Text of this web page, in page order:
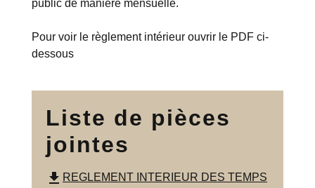
public de manière mensuelle.
Pour voir le règlement intérieur ouvrir le PDF ci-
dessous
Liste de pièces
jointes
file_download REGLEMENT INTERIEUR DES TEMPS